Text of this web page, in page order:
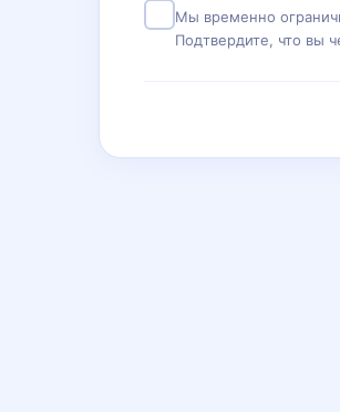
Мы временно
Подтвердите, что вы